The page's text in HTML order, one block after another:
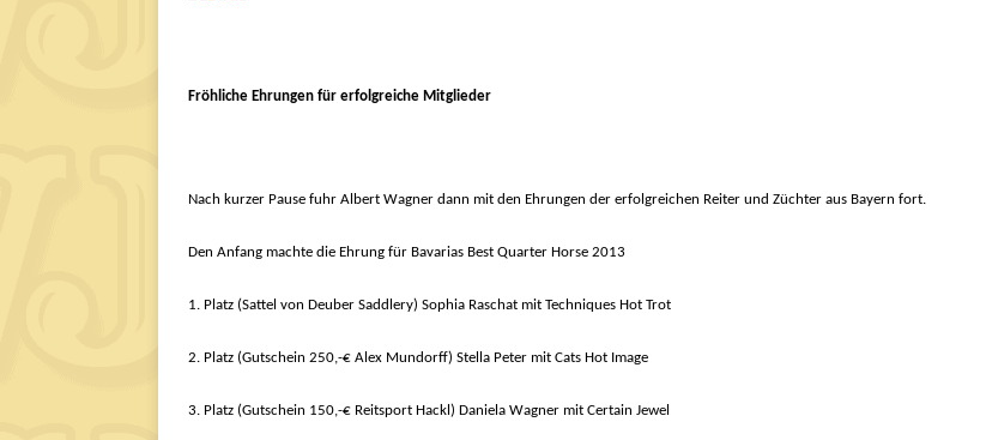
Fröhliche Ehrungen für erfolgreiche Mitglieder
Nach kurzer Pause fuhr Albert Wagner dann mit den Ehrungen der erfolgreichen Reiter und Züchter aus Bayern fort.
Den Anfang machte die Ehrung für Bavarias Best Quarter Horse 2013
1. Platz (Sattel von Deuber Saddlery) Sophia Raschat mit Techniques Hot Trot
2. Platz (Gutschein 250,-€ Alex Mundorff) Stella Peter mit Cats Hot Image
3. Platz (Gutschein 150,-€ Reitsport Hackl) Daniela Wagner mit Certain Jewel